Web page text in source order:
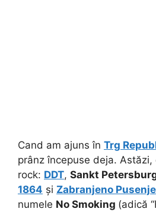
Cand am ajuns în Trg
prânz începuse deja.
rock: DDT, Sankt
1864 și Zabranjeno Pusenje
numele No Smoking (adică